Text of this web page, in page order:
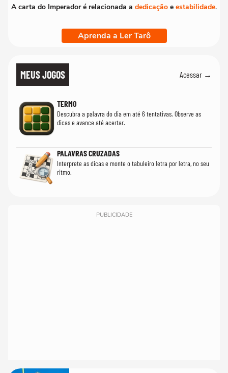
A carta do Imperador é relacionada a dedicação e estabilidade.
Aprenda a Ler Tarô
MEUS JOGOS Acessar →
TERMO
Descubra a palavra do dia em até 6 tentativas. Observe as
dicas e avance até acertar.
PALAVRAS CRUZADAS
Interprete as dicas e monte o tabuleiro letra por letra, no seu
ritmo.
PUBLICIDADE